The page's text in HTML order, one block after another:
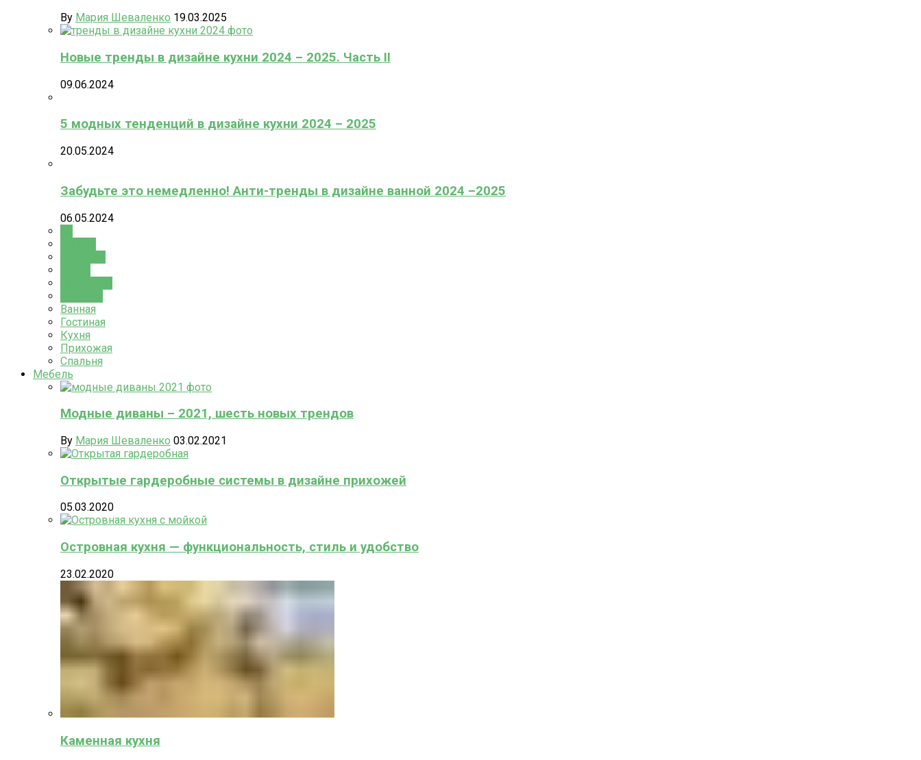
By Мария Шеваленко 19.03.2025
Новые тренды в дизайне кухни 2024 – 2025. Часть II
09.06.2024
5 модных тенденций в дизайне кухни 2024 – 2025
20.05.2024
Забудьте это немедленно! Анти-тренды в дизайне ванной 2024 –2025
06.05.2024
Ванная
Гостиная
Кухня
Прихожая
Спальня
Мебель
Модные диваны – 2021, шесть новых трендов
By Мария Шеваленко 03.02.2021
Открытые гардеробные системы в дизайне прихожей
05.03.2020
Островная кухня — функциональность, стиль и удобство
23.02.2020
Каменная кухня